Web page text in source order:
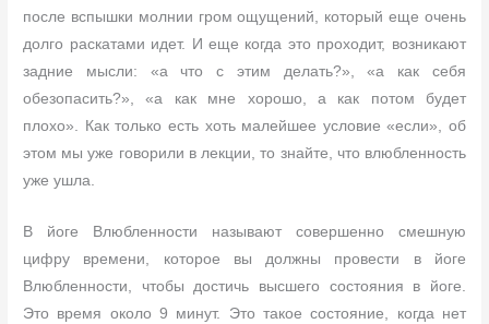
после вспышки молнии гром ощущений, который еще очень
долго раскатами идет. И еще когда это проходит, возникают
задние мысли: «а что с этим делать?», «а как себя
обезопасить?», «а как мне хорошо, а как потом будет
плохо». Как только есть хоть малейшее условие «если», об
этом мы уже говорили в лекции, то знайте, что влюбленность
уже ушла.
В йоге Влюбленности называют совершенно смешную
цифру времени, которое вы должны провести в йоге
Влюбленности, чтобы достичь высшего состояния в йоге.
Это время около 9 минут. Это такое состояние, когда нет